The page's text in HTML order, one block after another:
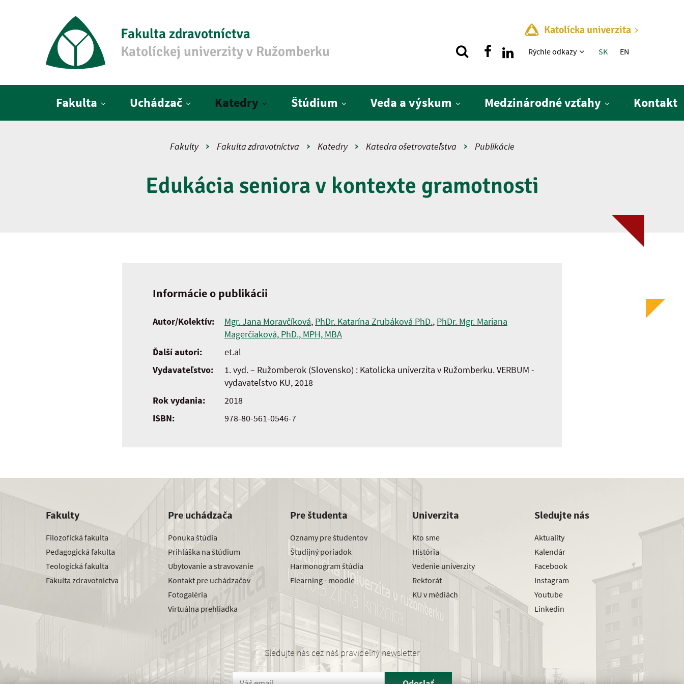
Fakulta zdravotníctva
Katolíckej univerzity v Ružomberku
Katolícka univerzita
Rýchle menu
Rýchle odkazy SK EN
Fakulta Uchádzač Katedry Štúdium Veda a výskum Medzinárodné vzťahy Kontakt
Fakulty Fakulta zdravotníctva Katedry Katedra ošetrovateľstva Publikácie
Edukácia seniora v kontexte gramotnosti
Informácie o publikácii
Autor/Kolektív: Mgr. Jana Moravčíková, PhDr. Katarína Zrubáková PhD., PhDr. Mgr. Mariana
Magerčiaková, PhD., MPH, MBA
Ďalší autori:
et.al
Vydavateľstvo:
1. vyd. – Ružomberok (Slovensko) : Katolícka univerzita v Ružomberku. VERBUM -
vydavateľstvo KU, 2018
Rok vydania:
2018
ISBN:
978-80-561-0546-7
Fakulty
Filozofická fakulta
Pedagogická fakulta
Teologická fakulta
Fakulta zdravotníctva
Pre uchádzača
Ponuka štúdia
Prihláška na štúdium
Ubytovanie a stravovanie
Kontakt pre uchádzačov
Fotogaléria
Virtuálna prehliadka
Pre študenta
Oznamy pre študentov
Študijný poriadok
Harmonogram štúdia
Elearning - moodle
Univerzita
Kto sme
História
Vedenie univerzity
Rektorát
KU v médiách
Sledujte nás
Aktuality
Kalendár
Facebook
Instagram
Youtube
Linkedin
Sledujte nás cez náš pravidelný newsletter